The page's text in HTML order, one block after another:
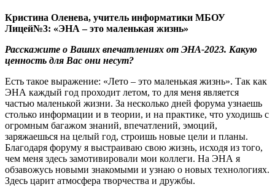
Кристина Оленева, учитель информатики МБОУ
Лицей№3: «ЭНА – это маленькая жизнь»
Расскажите о Ваших впечатлениях от ЭНА-2023. Какую
ценность для Вас они несут?
Есть такое выражение: «Лето – это маленькая жизнь». Так как
ЭНА каждый год проходит летом, то для меня является
частью маленькой жизни. За несколько дней форума узнаешь
столько информации и в теории, и на практике, что уходишь с
огромным багажом знаний, впечатлений, эмоций,
заряжаешься на целый год, строишь новые цели и планы.
Благодаря форуму я выстраиваю свою жизнь, исходя из того,
чем меня здесь замотивировали мои коллеги. На ЭНА я
обзавожусь новыми знакомыми и узнаю о новых технологиях.
Здесь царит атмосфера творчества и дружбы.